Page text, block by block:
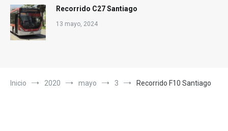
Recorrido C27 Santiago
13 mayo, 2024
Inicio 2020 mayo 3 Recorrido F10 Santiago